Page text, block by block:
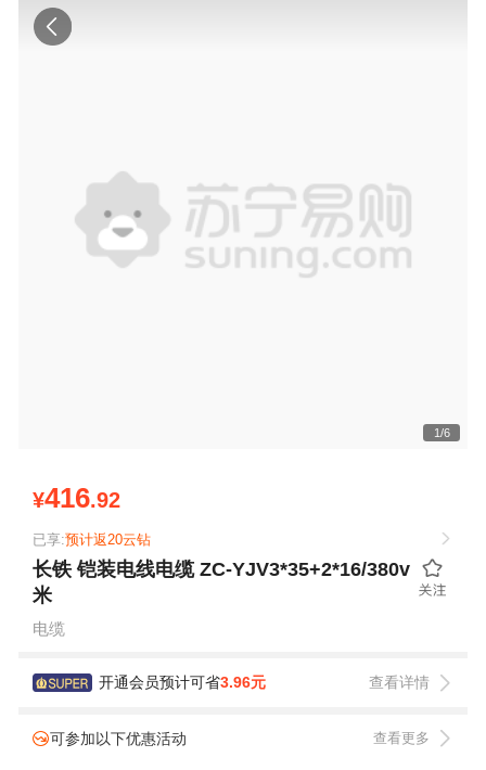
1/6
¥416.92
已享:预计返20云钻
长铁 铠装电线电缆 ZC-YJV3*35+2*16/380v
米
电缆
开通会员预计可省3.96元 查看详情
可参加以下优惠活动 查看更多